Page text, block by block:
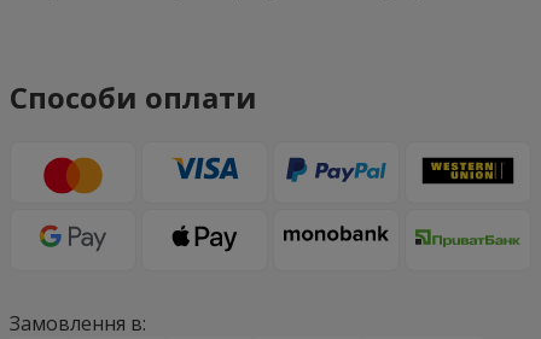
Способи оплати
Замовлення в: